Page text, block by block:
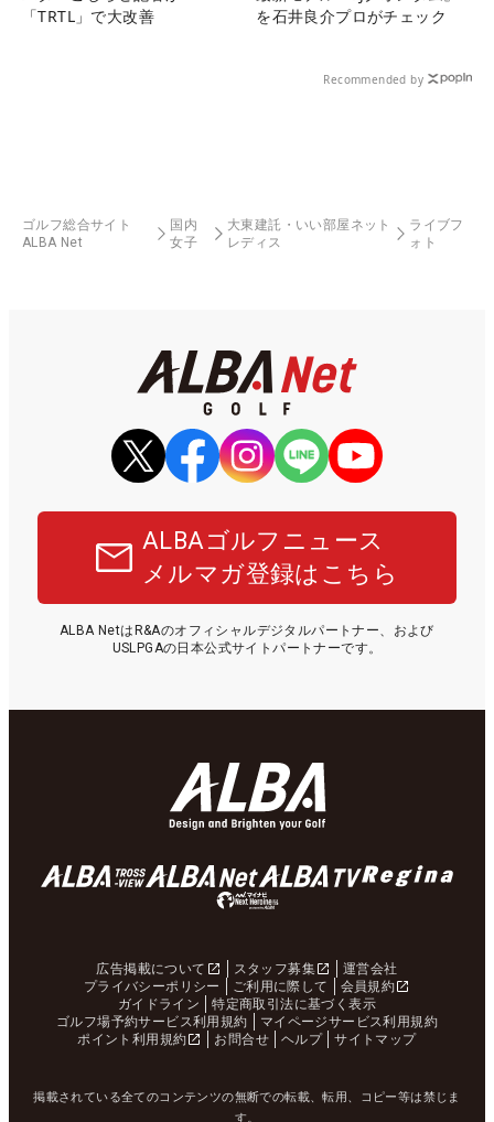
「TRTL」で大改善
を石井良介プロがチェック
Recommended by
ゴルフ総合サイト
ALBA Net
国内
女子
大東建託・いい部屋ネット
レディス
ライブフ
ォト
ALBAゴルフニュース
メルマガ登録はこちら
ALBA NetはR&Aのオフィシャルデジタルパートナー、および
USLPGAの日本公式サイトパートナーです。
広告掲載について スタッフ募集
運営会社
プライバシーポリシー
ご利用に際して
会員規約
ガイドライン
特定商取引法に基づく表示
ゴルフ場予約サービス利用規約
マイページサービス利用規約
ポイント利用規約
お問合せ ヘルプ サイトマップ
掲載されている全てのコンテンツの無断での転載、転用、コピー等は禁じま
す。